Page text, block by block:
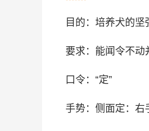
目的：培养犬的坚
要求：能闻令不动
口令：“定”
手势：侧面定：右